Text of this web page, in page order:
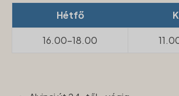
Hétfő
16.00-18.00